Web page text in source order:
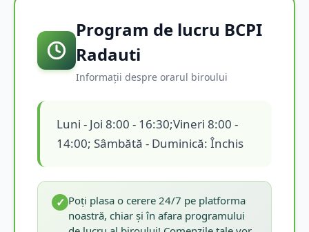
Program de lucru BCPI
Radauti
Informații despre orarul biroului
Luni - Joi 8:00 - 16:30;Vineri 8:00 -
14:00; Sâmbătă - Duminică: Închis
✓ Poți plasa o cerere 24/7 pe platforma
noastră, chiar și în afara programului